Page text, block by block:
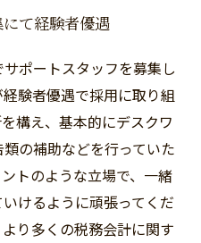
て経験者優遇
ポートスタッフを募集し
験者優遇で採用に取り組
構え、基本的にデスクワ
の補助などを行っていた
トのような立場で、一緒
けるように頑張ってくだ
り多くの税務会計に関す